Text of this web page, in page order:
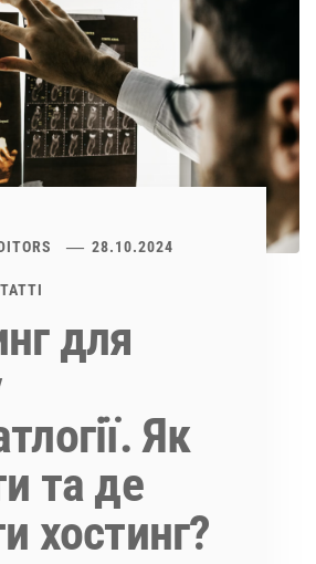
28.10.2024
для
Як
та де
хостинг?